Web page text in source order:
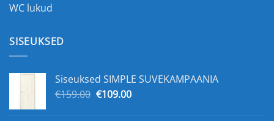
WC lukud
SISEUKSED
Siseuksed SIMPLE SUVEKAMPAANIA
€159.00 Algne
€109.00Praegune